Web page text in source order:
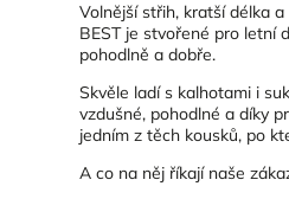
Volnější střih, kratší délka
BEST je stvořené pro letní
pohodlně a dobře.
Skvěle ladí s kalhotami i
vzdušné, pohodlné a díky
jedním z těch kousků, po
A co na něj říkají naše